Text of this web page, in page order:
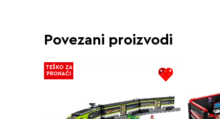
Povezani proizvodi
TEŠKO ZA
PRONAĆI